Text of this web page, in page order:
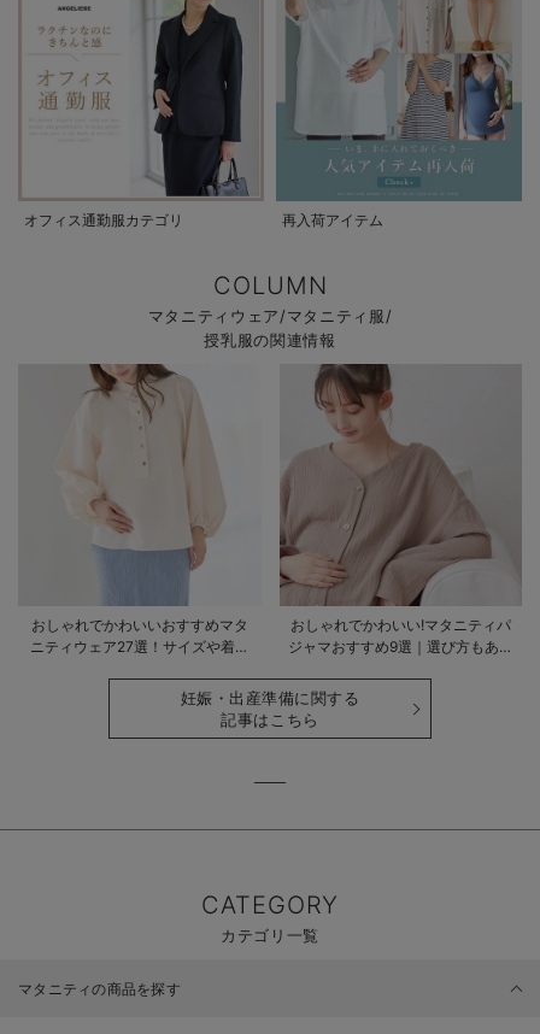
オフィス通勤服カテゴリ 再入荷アイテム
COLUMN
マタニティウェア/マタニティ服/
授乳服の関連情報
おしゃれでかわいいおすすめマタ
ニティウェア27選！サイズや着る
おしゃれでかわいい!マタニティパ
ジャマおすすめ9選｜選び方もあわ
妊娠・出産準備に関する
記事はこちら
CATEGORY
カテゴリ一覧
マタニティの商品を探す